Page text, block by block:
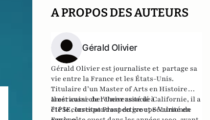
A PROPOS DES AUTEURS
Gérald Olivier
Gérald Olivier est journaliste et partage sa
vie entre la France et les États-Unis.
Titulaire d’un Master of Arts en Histoire
américaine de l’Université de Californie, il a
été le correspondant du groupe Valmonde
Il est aussi chercheur associé à
l'IPSE, Institut Prospective et Sécurité en